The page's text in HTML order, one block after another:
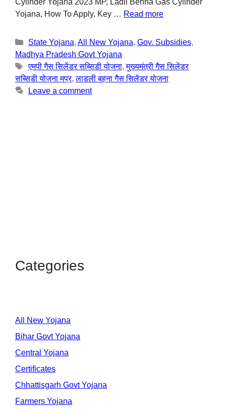
Cylinder Yojana 2023 MP, Ladli Behna Gas Cylinder
Yojana, How To Apply, Key … Read more
State Yojana, All New Yojana, Gov. Subsidies,
Madhya Pradesh Govt Yojana
एमपी गैस सिलेंडर सब्सिडी योजना,मुख्यमंत्री गैस सिलेंडर
सब्सिडी योजना मप्र,लाडली बहना गैस सिलेंडर योजना
Leave a comment
Categories
All New Yojana
Bihar Govt Yojana
Central Yojana
Certificates
Chhattisgarh Govt Yojana
Farmers Yojana